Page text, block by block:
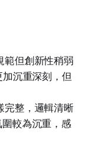
範但創新性稍弱
加沉重深刻，但
完整，邏輯清晰
圍較為沉重，感